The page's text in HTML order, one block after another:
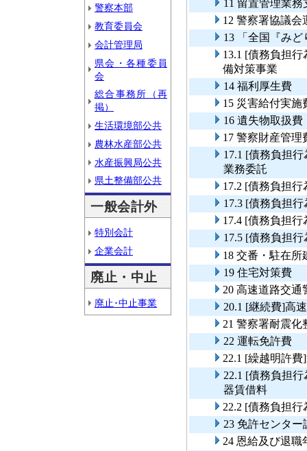
警察本部
教育委員会
会計管理局
県会・各種委員
会
総合事務所（再
掲）
生活環境部公共
農林水産部公共
水産振興局公共
県土整備部公共
一般会計外
特別会計
企業会計
廃止・中止
廃止･中止事業
11 留置管理業
12 警察署協議会
13 「全国『み
13.1 [債務負担
備対策事業
14 福利厚生費
15 災害給付実施
16 遺失物取扱費
17 警察財産管理
17.1 [債務負担
業務委託
17.2 [債務負担
17.3 [債務負担
17.4 [債務負担
17.5 [債務負担
18 交番・駐在所
19 住宅対策費
20 高速道路交
20.1 [継続費]高
21 警察署耐震化
22 運転免許費
22.1 [繰越明許
22.1 [債務負担
器賃借料
22.2 [債務負担
23 免許センタ
24 恩給及び退職